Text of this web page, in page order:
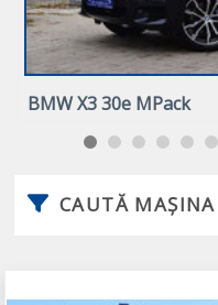
RU
BMW X3 30e MPack
CAUTĂ MAȘINA